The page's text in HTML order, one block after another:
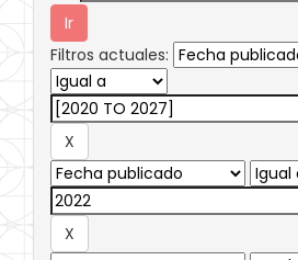
Filtros actuales: